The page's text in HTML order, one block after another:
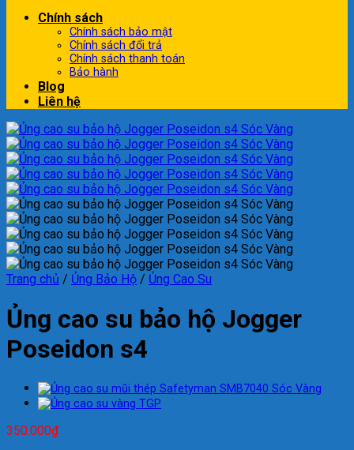
Chính sách
Chính sách bảo mật
Chính sách đổi trả
Chính sách thanh toán
Bảo hành
Blog
Liên hệ
Trang chủ / Ủng Bảo Hộ / Ủng Cao Su
Ủng cao su bảo hộ Jogger
Poseidon s4
350.000₫